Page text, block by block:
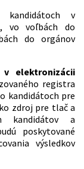
kandidátoch v
vo voľbách do
do orgánov
elektronizácii
registra
kandidátoch pre
zdroj pre tlač a
kandidátov a
poskytované
výsledkov